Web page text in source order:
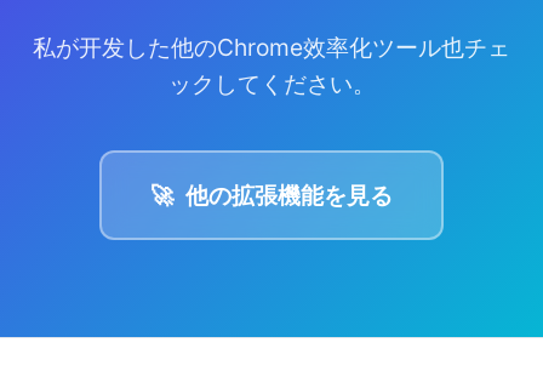
私が开发した他のChrome效率化ツール也チェ
ックしてください。
🚀 他の拡張機能を見る